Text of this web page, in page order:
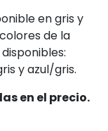
en gris y
de la
y azul/gris.
en el precio.